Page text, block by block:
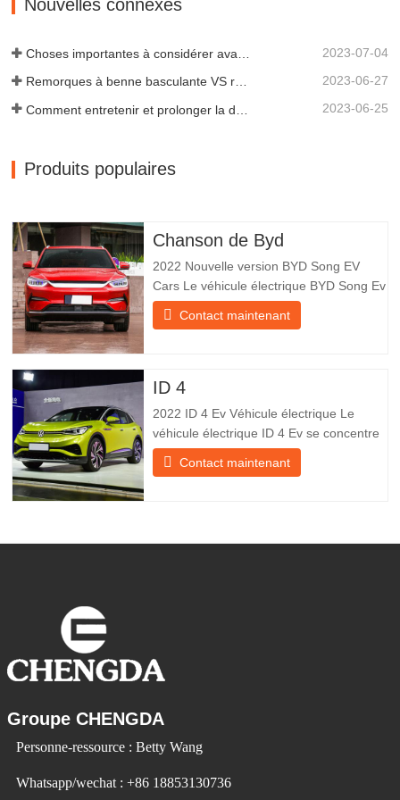
scientifiques et une équipe…
Nouvelles connexes
2023-07-04
Remorques à benne basculante VS remorques à benne latérale : quelle est la meilleure solution pour votre entreprise ? 2023-06-27
2023-06-25
Produits populaires
Chanson de Byd
2022 Nouvelle version BYD Song EV
Cars Le véhicule électrique BYD Song Ev
se concentre sur l’expérience client et le
développement de produits pour
populaires. BYD Song Ev Electric Vehicle
Contact maintenant
ID 4
2022 ID 4 Ev Véhicule électrique Le
véhicule électrique ID 4 Ev se concentre
sur l’expérience client et le
développement de produits pour
Contact maintenant
Groupe CHENGDA
Personne-ressource : Betty Wang
Whatsapp/wechat : +86 18853130736